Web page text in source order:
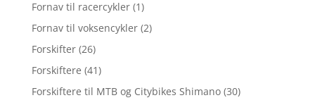
Fornav til racercykler (1)
Fornav til voksencykler (2)
Forskifter (26)
Forskiftere (41)
Forskiftere til MTB og Citybikes Shimano (30)